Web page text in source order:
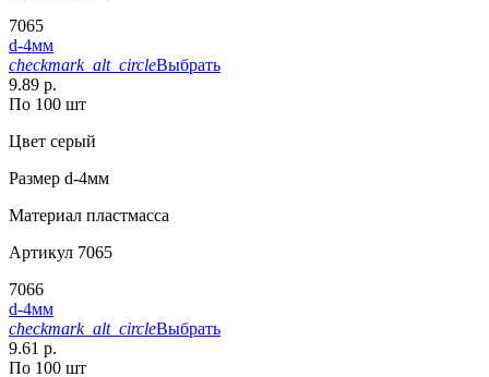
7065
d-4мм
checkmark_alt_circleВыбрать
9.89 р.
По 100 шт
Цвет серый
Размер d-4мм
Материал пластмасса
Артикул 7065
7066
d-4мм
checkmark_alt_circleВыбрать
9.61 р.
По 100 шт